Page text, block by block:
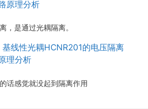
原理分析
，是通过光耦隔离。
基线性光耦HCNR201的电压隔离
理分析
话感觉就没起到隔离作用